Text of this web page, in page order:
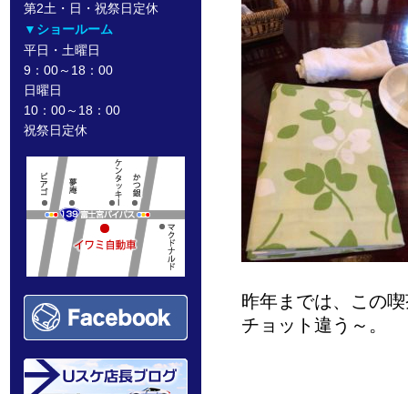
第2土・日・祝祭日定休
▼ショールーム
平日・土曜日
9：00～18：00
日曜日
10：00～18：00
祝祭日定休
昨年までは、この
チョット違う～。